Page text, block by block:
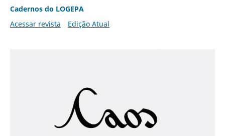
Cadernos do LOGEPA
Acessar revista
Edição Atual